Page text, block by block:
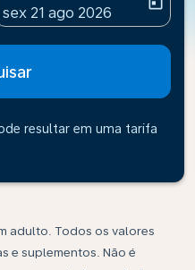
aria-label
fc-booking-return-date-
sex 21 ago 2026
resultar em uma tarifa
adulto. Todos os valores
e suplementos. Não é